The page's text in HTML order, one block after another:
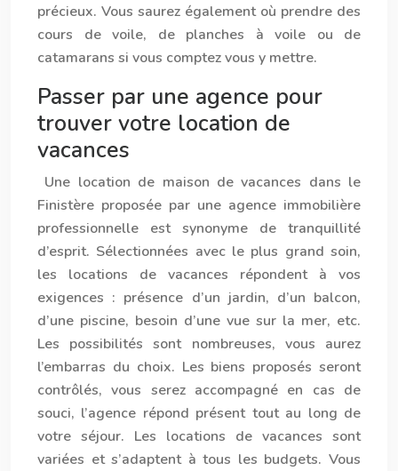
précieux. Vous saurez également où prendre des
cours de voile, de planches à voile ou de
catamarans si vous comptez vous y mettre.
Passer par une agence pour
trouver votre location de
vacances
Une location de maison de vacances dans le
Finistère proposée par une agence immobilière
professionnelle est synonyme de tranquillité
d’esprit. Sélectionnées avec le plus grand soin,
les locations de vacances répondent à vos
exigences : présence d’un jardin, d’un balcon,
d’une piscine, besoin d’une vue sur la mer, etc.
Les possibilités sont nombreuses, vous aurez
l’embarras du choix. Les biens proposés seront
contrôlés, vous serez accompagné en cas de
souci, l’agence répond présent tout au long de
votre séjour. Les locations de vacances sont
variées et s’adaptent à tous les budgets. Vous